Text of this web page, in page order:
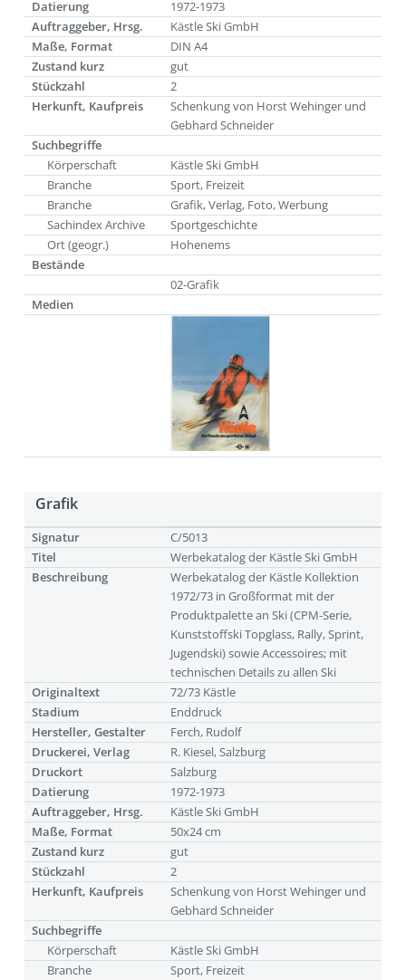
Datierung
1972-1973
Auftraggeber, Hrsg.
Kästle Ski GmbH
Maße, Format
DIN A4
Zustand kurz
gut
Stückzahl
2
Herkunft, Kaufpreis
Schenkung von Horst Wehinger und
Gebhard Schneider
Suchbegriffe
Körperschaft
Kästle Ski GmbH
Branche
Sport, Freizeit
Branche
Grafik, Verlag, Foto, Werbung
Sachindex Archive
Sportgeschichte
Ort (geogr.)
Hohenems
Bestände
02-Grafik
Medien
Grafik
Signatur
C/5013
Titel
Werbekatalog der Kästle Ski GmbH
Beschreibung
Werbekatalog der Kästle Kollektion
1972/73 in Großformat mit der
Produktpalette an Ski (CPM-Serie,
Kunststoffski Topglass, Rally, Sprint,
Jugendski) sowie Accessoires; mit
technischen Details zu allen Ski
Originaltext
72/73 Kästle
Stadium
Enddruck
Hersteller, Gestalter
Ferch, Rudolf
Druckerei, Verlag
R. Kiesel, Salzburg
Druckort
Salzburg
Datierung
1972-1973
Auftraggeber, Hrsg.
Kästle Ski GmbH
Maße, Format
50x24 cm
Zustand kurz
gut
Stückzahl
2
Herkunft, Kaufpreis
Schenkung von Horst Wehinger und
Gebhard Schneider
Suchbegriffe
Körperschaft
Kästle Ski GmbH
Branche
Sport, Freizeit